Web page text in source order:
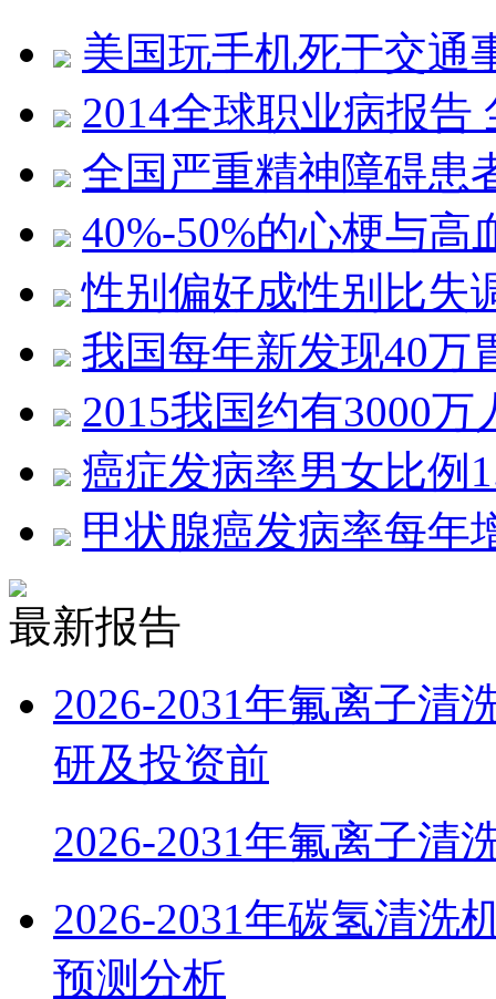
美国玩手机死于交通
2014全球职业病报告
全国严重精神障碍患
40%-50%的心梗与高
性别偏好成性别比失
我国每年新发现40万
2015我国约有3000
癌症发病率男女比例
甲状腺癌发病率每年
最新报告
2026-2031年氟离子清
研及投资前
2026-2031年氟离子清
2026-2031年碳氢清洗
预测分析